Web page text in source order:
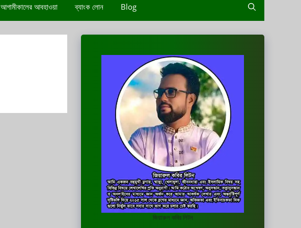
আগামীকালের আবহাওয়া ব্যাংক লোন Blog
জিয়ারুল কবির লিটন